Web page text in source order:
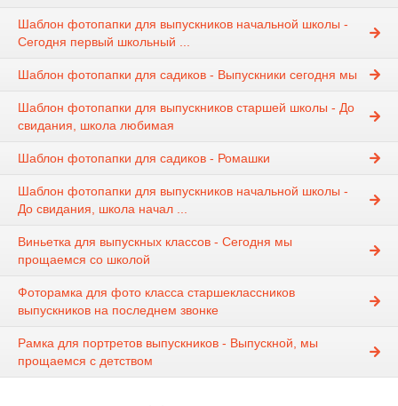
Шаблон фотопапки для выпускников начальной школы -
Сегодня первый школьный ...
Шаблон фотопапки для садиков - Выпускники сегодня мы
Шаблон фотопапки для выпускников старшей школы - До
свидания, школа любимая
Шаблон фотопапки для садиков - Ромашки
Шаблон фотопапки для выпускников начальной школы -
До свидания, школа начал ...
Виньетка для выпускных классов - Сегодня мы
прощаемся со школой
Фоторамка для фото класса старшеклассников
выпускников на последнем звонке
Рамка для портретов выпускников - Выпускной, мы
прощаемся с детством